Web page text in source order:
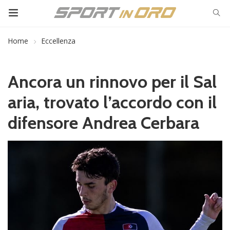
Home Eccellenza
Ancora un rinnovo per il Sal
aria, trovato l’accordo con il
difensore Andrea Cerbara